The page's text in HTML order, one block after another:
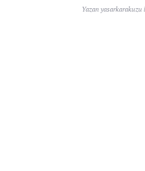
Yazan yasarkarakuzu